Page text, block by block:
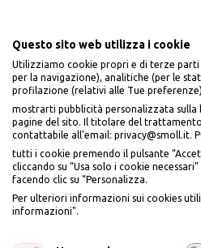
Accettiamo
Seguici sui social
Questo sito web utilizza i cookie
Utilizziamo cookie propri e di terze parti
per la navigazione), analitiche (per le
profilazione (relativi alle Tue
mostrarti pubblicità personalizzata sulla
pagine del sito. Il titolare del trattamento
contattabile all'email: privacy@smoll.it.
tutti i cookie premendo il pulsante
cliccando su “Usa solo i cookie
facendo clic su “Personalizza.
Per ulteriori informazioni sui cookies
informazioni".
BENVENUTO DA
PIÙME